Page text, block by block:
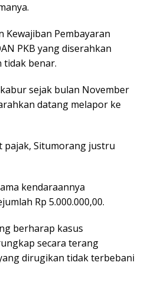
Kewajiban Pembayaran
PKB yang diserahkan
tidak benar.
sejak bulan November
datang melapor ke
pajak, Situmorang justru
kendaraannya
Rp 5.000.000,00.
berharap kasus
secara terang
dirugikan tidak terbebani